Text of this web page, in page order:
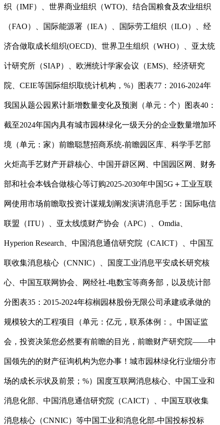
织（IMF）、世界商业组织（WTO)、结合国粮食及农业组织
（FAO）、国际能源署（IEA）、国际劳工组织（ILO）、经
济合做取成长组织(OECD)、世界卫生组织（WHO）、亚太统
计研究所（SIAP）、欧洲统计学家会议（EMS)、经济研究
院、CEIE等国际组织取统计机构，%）图表77：2016-2024年
我国从题公园累计新增数量变化及预测（单元：个）图表40：
截至2024年国内具有城市园林绿化一级天分的企业数量增加环
境（单元：家）前瞻聪慧招商系统-前瞻园区库、科学手艺部
火炬高手艺财产开辟核心、中国开辟区网、中国园区网、财务
部和社会本钱合做核心等订购2025-2030年中国5G＋工业互联
网使用市场前瞻取投资计谋规划阐发演讲消息手艺：国际电信
联盟（ITU）、亚太线缆财产协会（APC）、Omdia、
Hyperion Research、中国消息通信研究院（CAICT）、中国互
联收集消息核心（CNNIC）、国度工业消息平安成长研究核
心、中国互联网协会、网经社-电数宝等商务部，以及统计部
分图表35：2015-2024年棕榈园林股份无限公司承建或承做的
规模较大的工程项目（单元：亿元，联系体例：。中国证监
会，投资决策您必然要有前瞻的目光，前瞻财产研究院——中
国领先的的财产征询机构为您办事！城市园林绿化行业细分市
场的成长示状及前景；%）国度互联网消息核心、中国工业和
消息化部、中国消息通信研究院（CAICT）、中国互联收集
消息核心（CNNIC）等中国工业和消息化部-中国投标投标